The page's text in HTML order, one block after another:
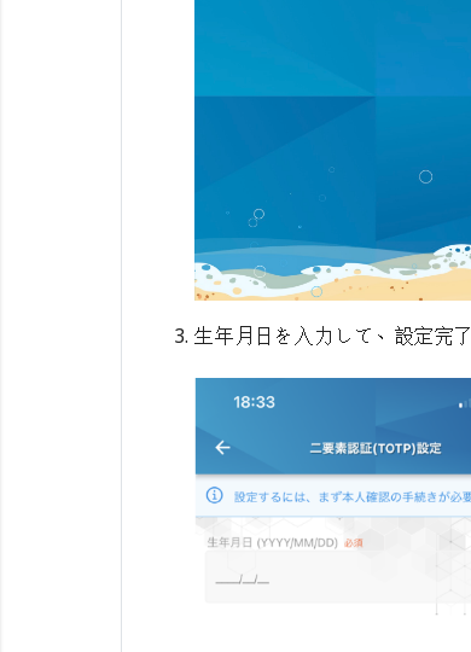
生年月日を入力して、設定完了